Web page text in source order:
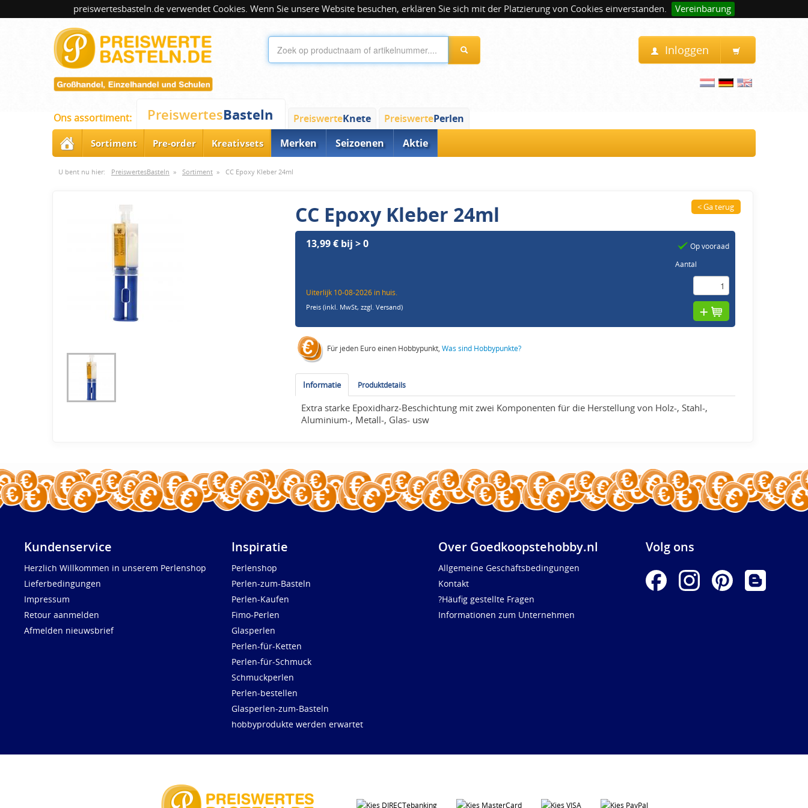
preiswertesbasteln.de verwendet Cookies. Wenn Sie unsere Website besuchen, erklären Sie sich mit der Platzierung von Cookies einverstanden. Vereinbarung
Inloggen
Ons assortiment: PreiswertesBasteln PreiswerteKnete PreiswertePerlen
Sortiment Pre-order Kreativsets Merken Seizoenen Aktie
U bent nu hier: PreiswertesBasteln » Sortiment » CC Epoxy Kleber 24ml
CC Epoxy Kleber 24ml < Ga terug
13,99 € bij > 0
Uiterlijk 10-08-2026 in huis.
Preis (inkl. MwSt,zzgl. Versand)
Op vooraad
Aantal
Für jeden Euro einen Hobbypunkt,Was sind Hobbypunkte?
Informatie Produktdetails
Extra starke Epoxidharz-Beschichtung mit zwei Komponenten für die Herstellung von Holz-, Stahl-,
Aluminium-, Metall-, Glas- usw
Kundenservice
Herzlich Willkommen in unserem Perlenshop
Lieferbedingungen
Impressum
Retour aanmelden
Afmelden nieuwsbrief
Inspiratie
Perlenshop
Perlen-zum-Basteln
Perlen-Kaufen
Fimo-Perlen
Glasperlen
Perlen-für-Ketten
Perlen-für-Schmuck
Schmuckperlen
Perlen-bestellen
Glasperlen-zum-Basteln
hobbyprodukte werden erwartet
Over Goedkoopstehobby.nl
Allgemeine Geschäftsbedingungen
Kontakt
?Häufig gestellte Fragen
Informationen zum Unternehmen
Volg ons